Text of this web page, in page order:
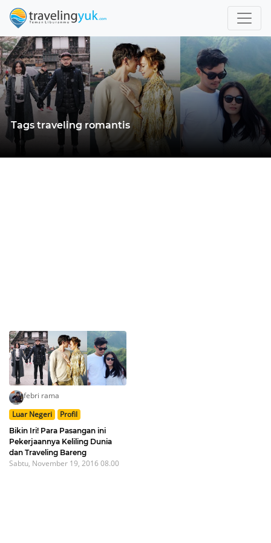
Tags traveling romantis
febri rama
Luar Negeri
Profil
Bikin Iri! Para Pasangan ini
Pekerjaannya Keliling Dunia
dan Traveling Bareng
Sabtu, November 19, 2016 08.00